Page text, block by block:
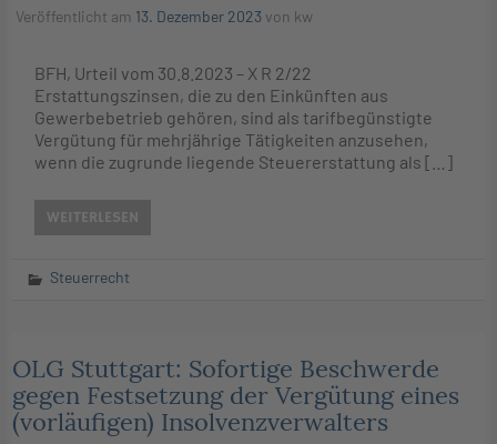
Veröffentlicht am 13. Dezember 2023 von kw
BFH, Urteil vom 30.8.2023 – X R 2/22
Erstattungszinsen, die zu den Einkünften aus
Gewerbebetrieb gehören, sind als tarifbegünstigte
Vergütung für mehrjährige Tätigkeiten anzusehen,
wenn die zugrunde liegende Steuererstattung als […]
WEITERLESEN
Steuerrecht
OLG Stuttgart: Sofortige Beschwerde
gegen Festsetzung der Vergütung eines
(vorläufigen) Insolvenzverwalters